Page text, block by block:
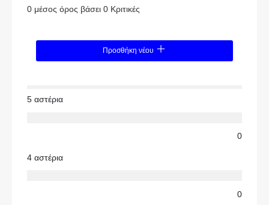
0 μέσος όρος βάσει 0 Κριτικές
Προσθήκη νέου
5 αστέρια
0
4 αστέρια
0